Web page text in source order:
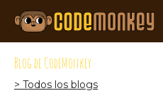
Blog de CodeMonkey
> Todos los blogs